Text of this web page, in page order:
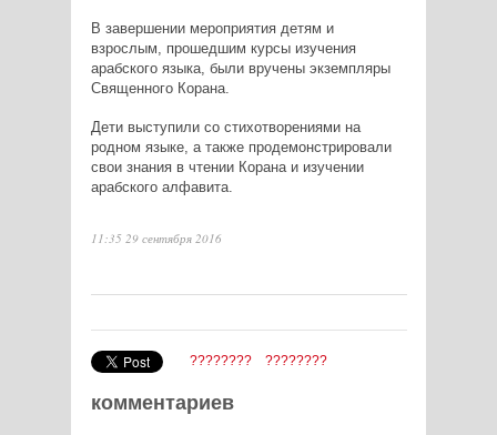
В завершении мероприятия детям и
взрослым, прошедшим курсы изучения
арабского языка, были вручены экземпляры
Священного Корана.
Дети выступили со стихотворениями на
родном языке, а также продемонстрировали
свои знания в чтении Корана и изучении
арабского алфавита.
11:35 29 сентября 2016
???????? ????????
комментариев